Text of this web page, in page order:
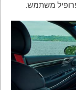
משתמש.